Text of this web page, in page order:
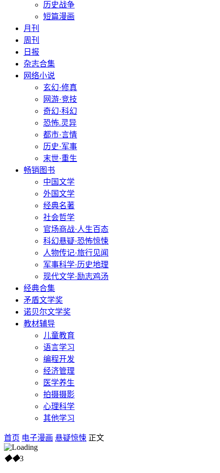
历史战争
短篇漫画
月刊
周刊
日报
杂志合集
网络小说
玄幻·修真
网游·竞技
奇幻·科幻
恐怖.灵异
都市·言情
历史·军事
末世·重生
畅销图书
中国文学
外国文学
经典名著
社会哲学
官场商战·人生百态
科幻悬疑·恐怖惊悚
人物传记·旅行见闻
军事科学·历史地理
现代文学·励志鸡汤
经典合集
矛盾文学奖
诺贝尔文学奖
教材辅导
儿童教育
语言学习
编程开发
经济管理
医学养生
拍摄摄影
心理科学
其他学习
首页 电子漫画 悬疑惊悚 正文
◆◆3